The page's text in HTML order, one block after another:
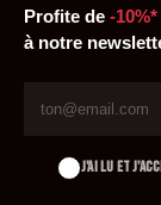
Profite de -10%*
à notre
J'AI LU ET